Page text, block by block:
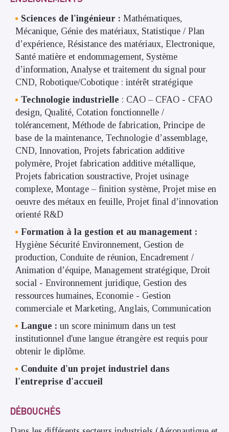
Sciences de l'ingénieur : Mathématiques,
Mécanique, Génie des matériaux, Statistique / Plan
d’expérience, Résistance des matériaux, Electronique,
Santé matière et endommagement, Système
d’information, Analyse et traitement du signal pour
CND, Robotique/Cobotique : intérêt stratégique
Technologie industrielle : CAO – CFAO - CFAO
design, Qualité, Cotation fonctionnelle /
tolérancement, Méthode de fabrication, Principe de
base de la maintenance, Technologie d’assemblage,
CND, Innovation, Projets fabrication additive
polymère, Projet fabrication additive métallique,
Projets fabrication soustractive, Projet usinage
complexe, Montage – finition système, Projet mise en
oeuvre des métaux en feuille, Projet final d’innovation
orienté R&D
Formation à la gestion et au management :
Hygiène Sécurité Environnement, Gestion de
production, Conduite de réunion, Encadrement /
Animation d’équipe, Management stratégique, Droit
social - Environnement juridique, Gestion des
ressources humaines, Economie - Gestion
commerciale et Marketing, Anglais, Communication
Langue : un score minimum dans un test
institutionnel d'une langue étrangère est requis pour
obtenir le diplôme.
Conduite d'un projet industriel dans
l'entreprise d'accueil
DÉBOUCHÉS